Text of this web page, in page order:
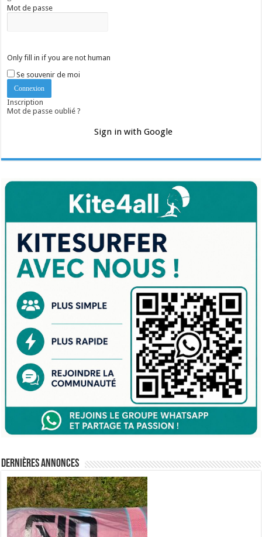
Mot de passe
Only fill in if you are not human
Se souvenir de moi
Inscription
Mot de passe oublié ?
Sign in with Google
Dernières annonces